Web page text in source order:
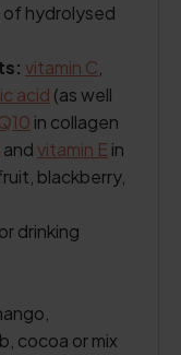
hydrolysed
vitamin C
acid (as well
in collagen
andvitamin E in
blackberry,
drinking
cocoa or mix